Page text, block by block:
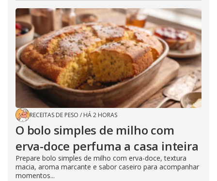
RECEITAS DE PESO / HÁ 2 HORAS
O bolo simples de milho com
erva-doce perfuma a casa inteira
Prepare bolo simples de milho com erva-doce, textura
macia, aroma marcante e sabor caseiro para acompanhar
momentos...